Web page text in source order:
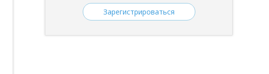
Зарегистрироваться